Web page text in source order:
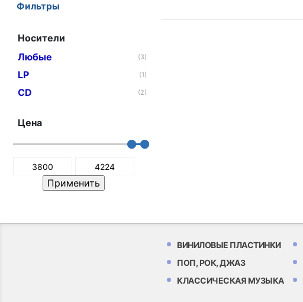
Фильтры
Носители
Любые
(3)
LP (1)
CD (2)
Цена
ВИНИЛОВЫЕ ПЛАСТИНКИ
ПОП, РОК, ДЖАЗ
КЛАССИЧЕСКАЯ МУЗЫКА